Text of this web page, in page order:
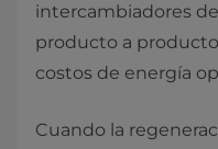
intercambiadores
producto a
costos de energía
Cuando la